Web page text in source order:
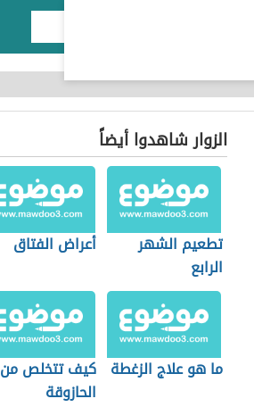
الزوار شاهدوا أيضاً
تطعيم الشهر
الرابع
أعراض الفتاق
ما هو علاج الزغطة كيف تتخلص من
الحازوقة